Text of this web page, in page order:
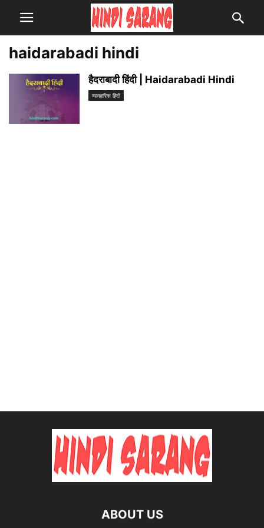
haidarabadi hindi
हैदराबादी हिंदी | Haidarabadi Hindi
व्यावहारिक हिंदी
ABOUT US